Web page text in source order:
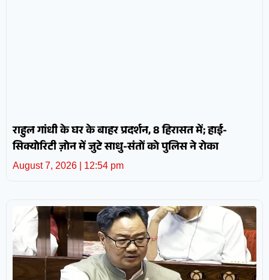
राहुल गांधी के घर के बाहर प्रदर्शन, 8 हिरासत में; हाई-
सिक्योरिटी ज़ोन में जुटे साधु-संतों को पुलिस ने रोका
August 7, 2026 12:54 pm